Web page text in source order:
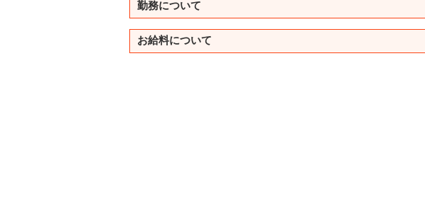
勤務について
お給料について